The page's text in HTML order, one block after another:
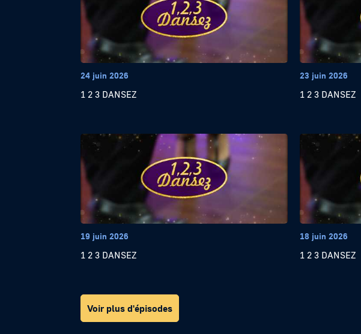
24 juin 2026
1 2 3 DANSEZ
23 juin 2026
1 2 3 DANSEZ
19 juin 2026
1 2 3 DANSEZ
18 juin 2026
1 2 3 DANSEZ
Voir plus d'épisodes